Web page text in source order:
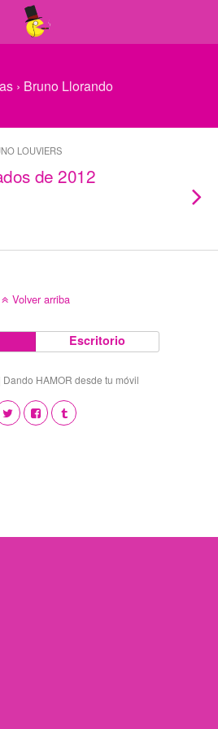
› Bruno Llorando
LOUVIERS
de 2012
Volver arriba
Escritorio
Dando HAMOR desde tu móvil